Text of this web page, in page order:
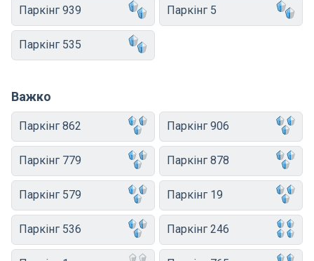
Паркінг 939 Паркінг 5
Паркінг 535
Важко
Паркінг 862 Паркінг 906
Паркінг 779 Паркінг 878
Паркінг 579 Паркінг 19
Паркінг 536 Паркінг 246